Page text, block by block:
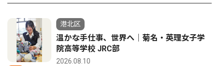
港北区
温かな手仕事、世界へ｜菊名・英理女子学
院高等学校 JRC部
2026.08.10